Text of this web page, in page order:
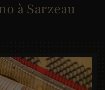
à Sarzeau